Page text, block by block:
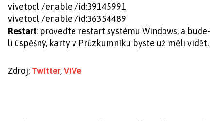
vivetool /enable /id:39145991
vivetool /enable /id:36354489
Restart: proveďte restart systému Windows, a bude-
li úspěšný, karty v Průzkumníku byste už měli vidět.
Zdroj: Twitter,ViVe